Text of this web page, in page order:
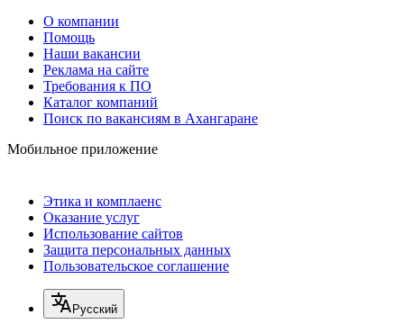
О компании
Помощь
Наши вакансии
Реклама на сайте
Требования к ПО
Каталог компаний
Поиск по вакансиям в Ахангаране
Мобильное приложение
Этика и комплаенс
Оказание услуг
Использование сайтов
Защита персональных данных
Пользовательское соглашение
Русский